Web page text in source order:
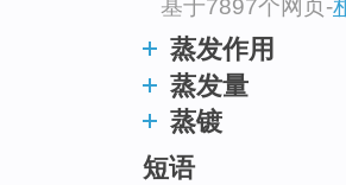
基于7897个网页-
蒸发作用
蒸发量
蒸镀
短语